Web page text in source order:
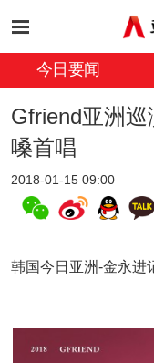
今日要闻
Gfriend亚洲
嗓首唱
2018-01-15 09:00
韩国今日亚洲-金永进